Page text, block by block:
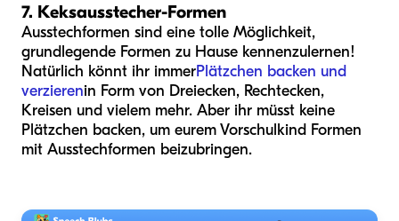
7. Keksausstecher-Formen
Ausstechformen sind eine tolle Möglichkeit,
grundlegende Formen zu Hause kennenzulernen!
Natürlich könnt ihr immerPlätzchen backen und
verzierenin Form von Dreiecken, Rechtecken,
Kreisen und vielem mehr. Aber ihr müsst keine
Plätzchen backen, um eurem Vorschulkind Formen
mit Ausstechformen beizubringen.